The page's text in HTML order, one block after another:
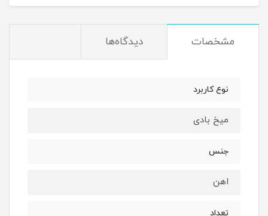
مشخصات دیدگاه‌ها
نوع کاربرد
میخ بادی
جنس
اهن
تعداد